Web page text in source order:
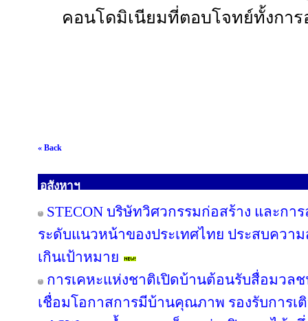
คอนโดมิเนียมที่ตอบโจทย์ทั้งกา
« Back
อสังหาฯ
STECON บริษัทวิศวกรรมก่อสร้าง และกา
ระดับแนวหน้าของประเทศไทย ประสบควา
เกินเป้าหมาย
การเคหะแห่งชาติเปิดบ้านต้อนรับสื่อมวล
เชื่อมโอกาสการมีบ้านคุณภาพ รองรับการเ